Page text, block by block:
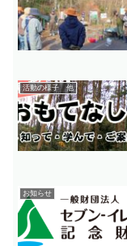
活動の様子 他
お知らせ